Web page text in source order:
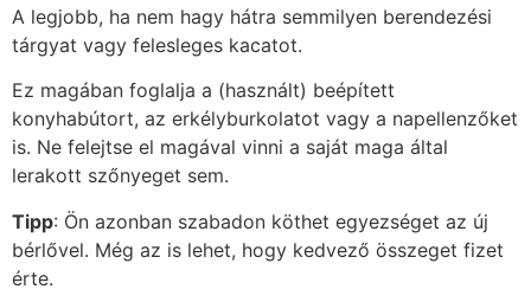
A legjobb, ha nem hagy hátra semmilyen berendezési
tárgyat vagy felesleges kacatot.
Ez magában foglalja a (használt) beépített
konyhabútort, az erkélyburkolatot vagy a napellenzőket
is. Ne felejtse el magával vinni a saját maga által
lerakott szőnyeget sem.
Tipp: Ön azonban szabadon köthet egyezséget az új
bérlővel. Még az is lehet, hogy kedvező összeget fizet
érte.